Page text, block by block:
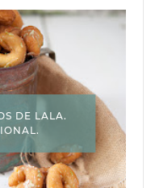
DE LALA.